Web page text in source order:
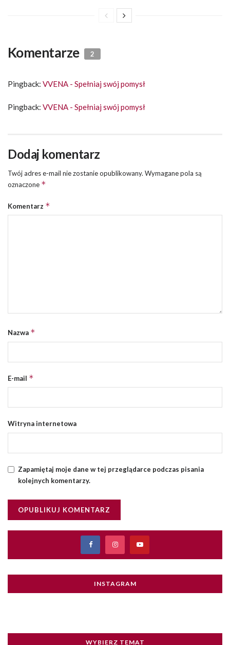
Komentarze 2
Pingback: VVENA - Spełniaj swój pomysł
Pingback: VVENA - Spełniaj swój pomysł
Dodaj komentarz
Twój adres e-mail nie zostanie opublikowany. Wymagane pola są
oznaczone *
Komentarz *
Nazwa *
E-mail *
Witryna internetowa
Zapamiętaj moje dane w tej przeglądarce podczas pisania
kolejnych komentarzy.
INSTAGRAM
WYBIERZ TEMAT